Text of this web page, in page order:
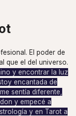
El poder de
que el del universo.
y encontrar la luz
encantada de
sentía diferente,
y empecé a
y en Tarot a